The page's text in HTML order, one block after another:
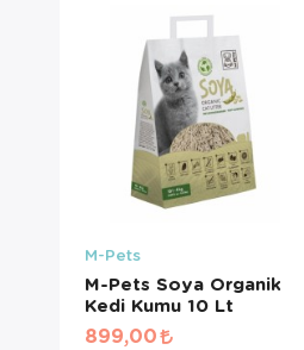
M-Pets
M-Pets Soya Organik
Kedi Kumu 10 Lt
899,00